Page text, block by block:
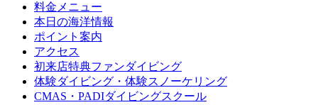
料金メニュー
本日の海洋情報
ポイント案内
アクセス
初来店特典ファンダイビング
体験ダイビング・体験スノーケリング
CMAS・PADIダイビングスクール